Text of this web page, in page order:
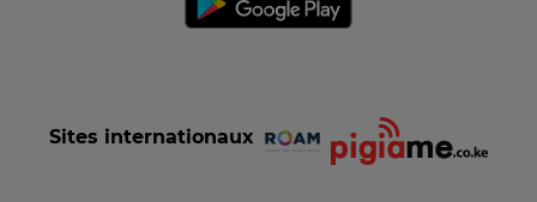
Sites internationaux